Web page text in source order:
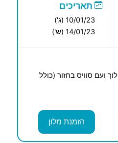
תאריכים
10/01/23 (ג')
14/01/23 (ש')
ועם סוויס בחזור (כולל
הזמנת מלון